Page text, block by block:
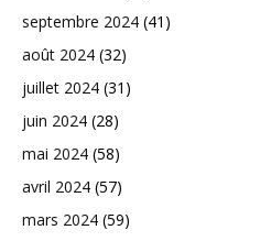
septembre 2024 (41)
août 2024 (32)
juillet 2024 (31)
juin 2024 (28)
mai 2024 (58)
avril 2024 (57)
mars 2024 (59)